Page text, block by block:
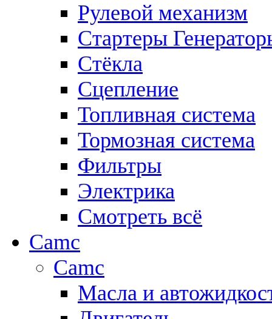
Рулевой механизм
Стартеры
Стёкла
Сцепление
Топливная система
Тормозная система
Фильтры
Электрика
Смотреть всё
Camc
Camc
Масла и